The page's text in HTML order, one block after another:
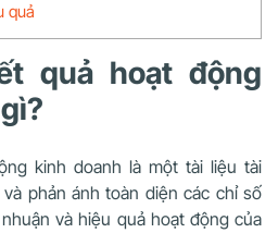
quả
quả hoạt động
kinh doanh là một tài liệu tài
phản ánh toàn diện các chỉ số
và hiệu quả hoạt động của